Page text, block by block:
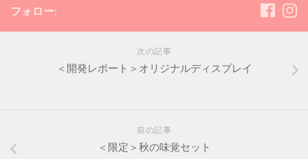
フォロー:
次の記事
＜開発レポート＞オリジナルディスプレイ
前の記事
＜限定＞秋の味覚セット